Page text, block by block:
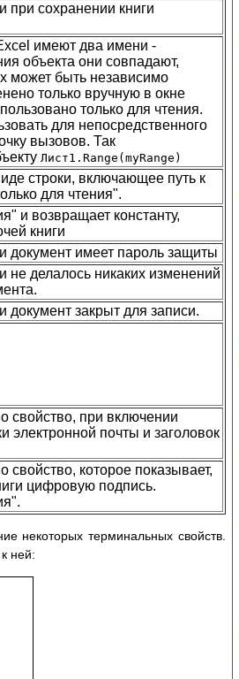
при сохранении книги
имеют два имени -
объекта они совпадают,
может быть независимо
только вручную в окне
только для чтения.
для непосредственного
вызовов. Так
Лист1.Range(myRange)
строки, включающее путь к
для чтения".
и возвращает константу,
книги
документ имеет пароль защиты
не делалось никаких изменений
документ закрыт для записи.
свойство, при включении
электронной почты и заголовок
которое показывает,
цифровую подпись.
некоторых терминальных свойств.
ней: